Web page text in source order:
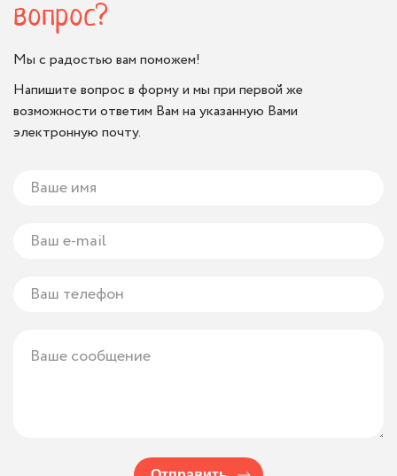
вопрос?
Мы с радостью вам поможем!
Напишите вопрос в форму и мы при первой же
возможности ответим Вам на указанную Вами
электронную почту.